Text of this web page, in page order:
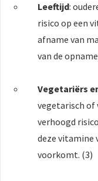
Leeftijd:
risico op een
afname van
van de
Vegetariërs
vegetarisch of
verhoogd
deze vitamine
voorkomt. (3)